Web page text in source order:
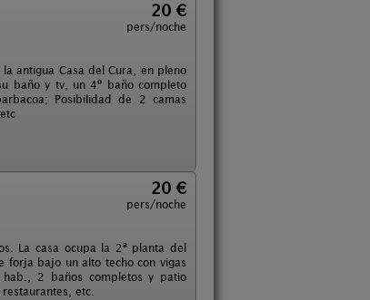
20 €
pers/noche
antigua Casa del Cura, en pleno
baño y tv, un 4º baño completo
Posibilidad de 2 camas
20 €
pers/noche
La casa ocupa la 2ª planta del
forja bajo un alto techo con vigas
hab., 2 baños completos y patio
etc.